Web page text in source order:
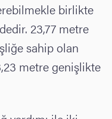
birlikte
23,77 metre
sahip olan
metre genişlikte